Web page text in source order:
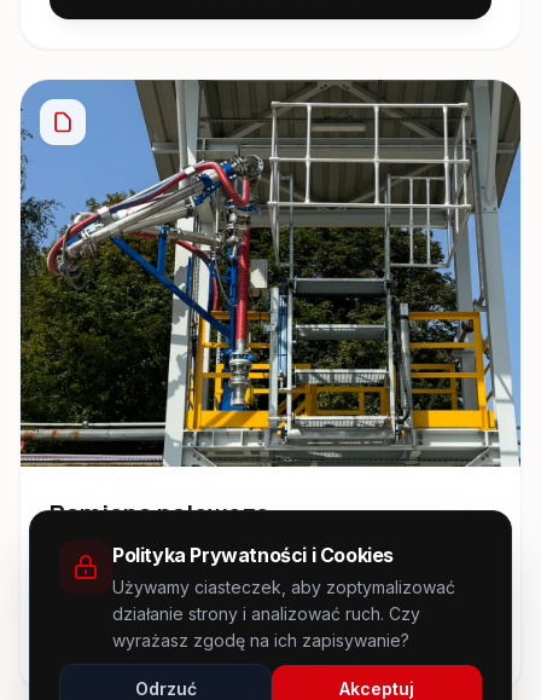
Ramiona nalewcze
Katalog produktu Ramiona nalewcze
Pobierz Katalog
Polityka Prywatności i Cookies
Używamy ciasteczek, aby zoptymalizować
działanie strony i analizować ruch. Czy
wyrażasz zgodę na ich zapisywanie?
Odrzuć Akceptuj